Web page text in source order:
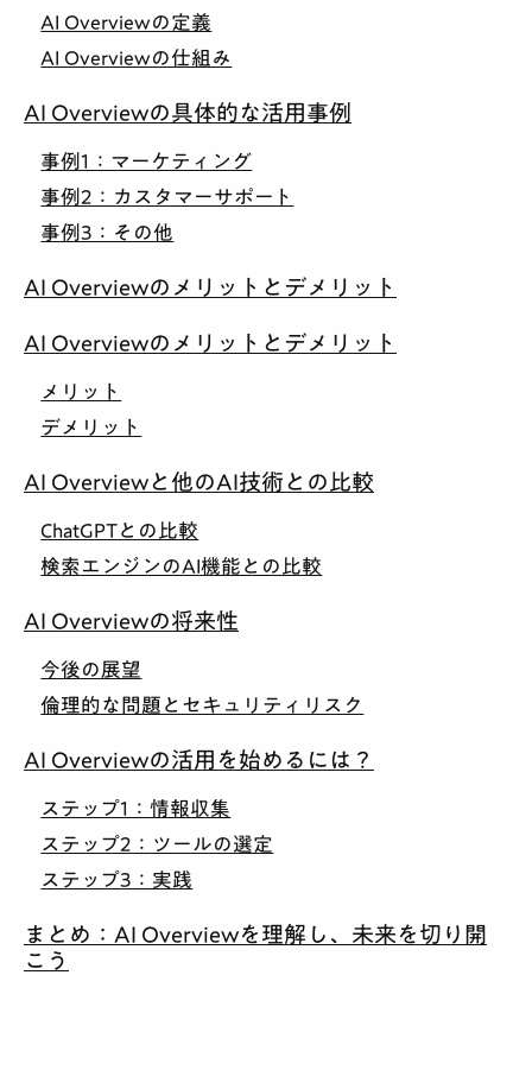
AI Overviewの定義
AI Overviewの仕組み
AI Overviewの具体的な活用事例
事例1：マーケティング
事例2：カスタマーサポート
事例3：その他
AI Overviewのメリットとデメリット
AI Overviewのメリットとデメリット
メリット
デメリット
AI Overviewと他のAI技術との比較
ChatGPTとの比較
検索エンジンのAI機能との比較
AI Overviewの将来性
今後の展望
倫理的な問題とセキュリティリスク
AI Overviewの活用を始めるには？
ステップ1：情報収集
ステップ2：ツールの選定
ステップ3：実践
まとめ：AI Overviewを理解し、未来を切り開
こう